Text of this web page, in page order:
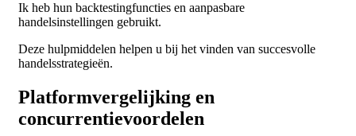
Ik heb hun backtestingfuncties en aanpasbare
handelsinstellingen gebruikt.
Deze hulpmiddelen helpen u bij het vinden van succesvolle
handelsstrategieën.
Platformvergelijking en
concurrentievoordelen